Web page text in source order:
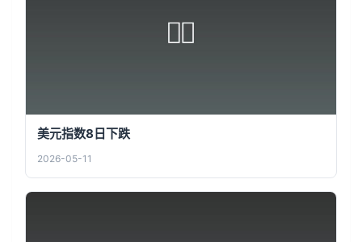
美元指数8日下跌
2026-05-11